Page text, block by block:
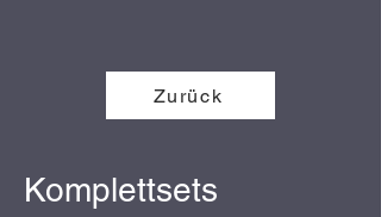
Zurück
Komplettsets